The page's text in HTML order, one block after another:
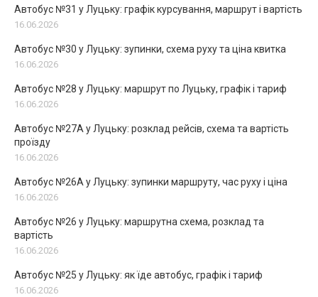
Автобус №31 у Луцьку: графік курсування, маршрут і вартість
16.06.2026
Автобус №30 у Луцьку: зупинки, схема руху та ціна квитка
16.06.2026
Автобус №28 у Луцьку: маршрут по Луцьку, графік і тариф
16.06.2026
Автобус №27А у Луцьку: розклад рейсів, схема та вартість
проїзду
16.06.2026
Автобус №26А у Луцьку: зупинки маршруту, час руху і ціна
16.06.2026
Автобус №26 у Луцьку: маршрутна схема, розклад та
вартість
16.06.2026
Автобус №25 у Луцьку: як їде автобус, графік і тариф
16.06.2026